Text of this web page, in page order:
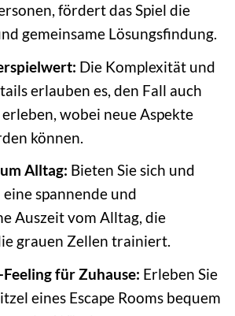
fördert das Spiel die
gemeinsame Lösungsfindung.
Die Komplexität und
erlauben es, den Fall auch
wobei neue Aspekte
können.
Alltag: Bieten Sie sich und
spannende und
Auszeit vom Alltag, die
grauen Zellen trainiert.
Feeling für Zuhause: Erleben Sie
eines Escape Rooms bequem